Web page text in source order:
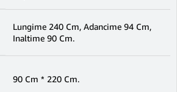
Lungime 240 Cm, Adancime 94 Cm,
Inaltime 90 Cm.
90 Cm * 220 Cm.